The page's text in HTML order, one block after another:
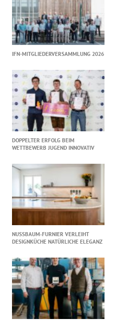
IFN-MITGLIEDERVERSAMMLUNG 2026
DOPPELTER ERFOLG BEIM
WETTBEWERB JUGEND INNOVATIV
NUSSBAUM‑FURNIER VERLEIHT
DESIGNKÜCHE NATÜRLICHE ELEGANZ